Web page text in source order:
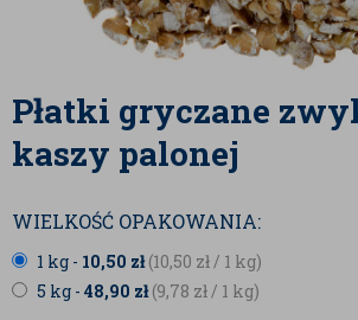
Płatki gryczane
kaszy palonej
WIELKOŚĆ OPAKOWANIA:
1 kg - 10,50 zł(10,50 zł / 1 kg)
5 kg - 48,90 zł(9,78 zł / 1 kg)